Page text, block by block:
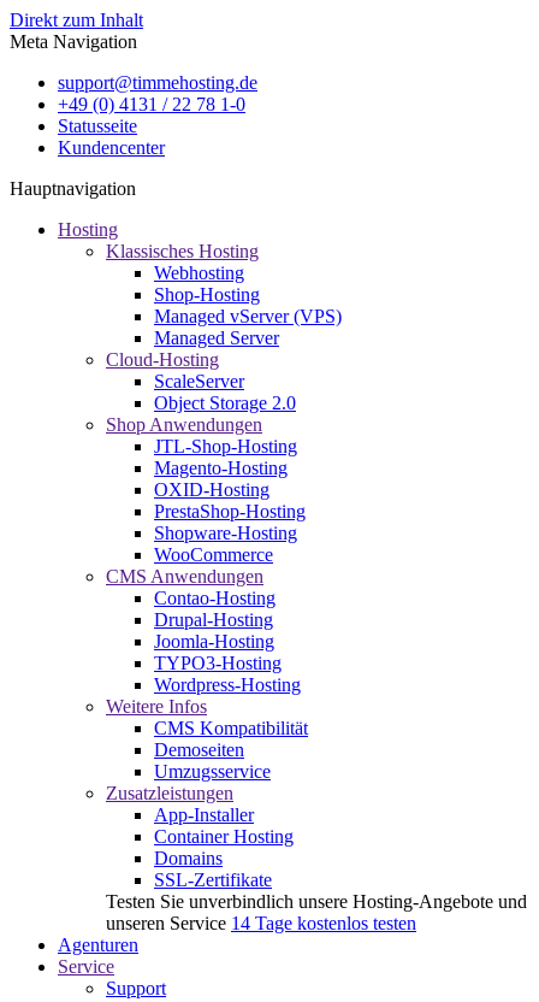
Direkt zum Inhalt
Meta Navigation
support@timmehosting.de
+49 (0) 4131 / 22 78 1-0
Statusseite
Kundencenter
Hauptnavigation
Hosting
Klassisches Hosting
Webhosting
Shop-Hosting
Managed vServer (VPS)
Managed Server
Cloud-Hosting
ScaleServer
Object Storage 2.0
Shop Anwendungen
JTL-Shop-Hosting
Magento-Hosting
OXID-Hosting
PrestaShop-Hosting
Shopware-Hosting
WooCommerce
CMS Anwendungen
Contao-Hosting
Drupal-Hosting
Joomla-Hosting
TYPO3-Hosting
Wordpress-Hosting
Weitere Infos
CMS Kompatibilität
Demoseiten
Umzugsservice
Zusatzleistungen
App-Installer
Container Hosting
Domains
SSL-Zertifikate
Testen Sie unverbindlich unsere Hosting-Angebote und
unseren Service 14 Tage kostenlos testen
Agenturen
Service
Support